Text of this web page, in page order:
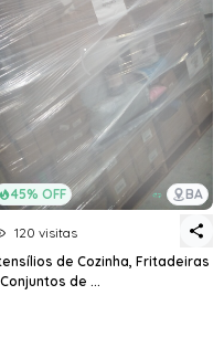
45% OFF BA
120 visitas
de Cozinha, Fritadeiras
de ...